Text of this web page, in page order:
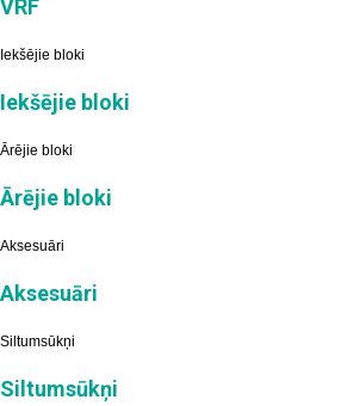
VRF
Iekšējie bloki
Iekšējie bloki
Ārējie bloki
Ārējie bloki
Aksesuāri
Aksesuāri
Siltumsūkņi
Siltumsūkņi